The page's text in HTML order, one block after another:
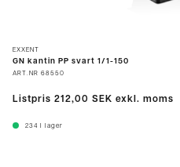
EXXENT
GN kantin PP svart 1/1-150
ART.NR 68550
Listpris 212,00 SEK exkl. moms
234 I lager